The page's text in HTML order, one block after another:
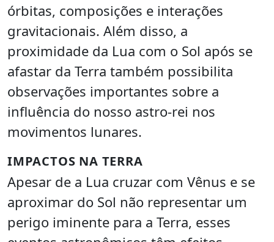
órbitas, composições e interações
gravitacionais. Além disso, a
proximidade da Lua com o Sol após se
afastar da Terra também possibilita
observações importantes sobre a
influência do nosso astro-rei nos
movimentos lunares.
IMPACTOS NA TERRA
Apesar de a Lua cruzar com Vênus e se
aproximar do Sol não representar um
perigo iminente para a Terra, esses